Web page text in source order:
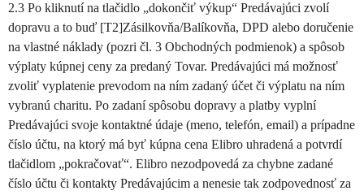
2.3 Po kliknutí na tlačidlo „dokončiť výkup“ Predávajúci zvolí
dopravu a to buď [T2]Zásilkovňa/Balíkovňa, DPD alebo doručenie
na vlastné náklady (pozri čl. 3 Obchodných podmienok) a spôsob
výplaty kúpnej ceny za predaný Tovar. Predávajúci má možnosť
zvoliť vyplatenie prevodom na ním zadaný účet či výplatu na ním
vybranú charitu. Po zadaní spôsobu dopravy a platby vyplní
Predávajúci svoje kontaktné údaje (meno, telefón, email) a prípadne
číslo účtu, na ktorý má byť kúpna cena Elibro uhradená a potvrdí
tlačidlom „pokračovať“. Elibro nezodpovedá za chybne zadané
číslo účtu či kontakty Predávajúcim a nenesie tak zodpovednosť za